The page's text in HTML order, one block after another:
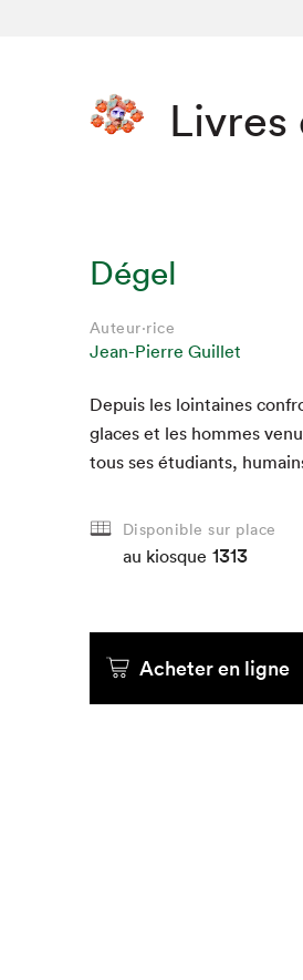
Dégel
Auteur·rice
Jean-Pierre Guillet
Depuis les loin­taines
glaces et les hommes
tous ses étu­di­ants,
Disponible sur place
au kiosque 1313
Acheter en ligne